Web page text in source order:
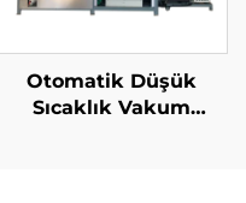
Otomatik Düşük
Sıcaklık Vakum